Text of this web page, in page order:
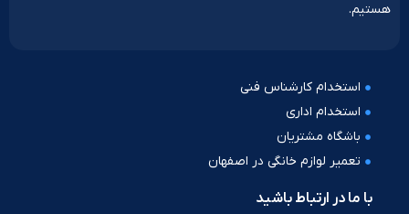
هستیم.
استخدام کارشناس فنی
استخدام اداری
باشگاه مشتریان
تعمیر لوازم خانگی در اصفهان
با ما در ارتباط باشید